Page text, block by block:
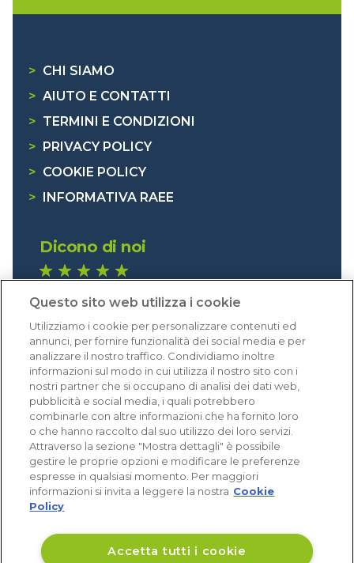
> CHI SIAMO
> AIUTO E CONTATTI
> TERMINI E CONDIZIONI
> PRIVACY POLICY
> COOKIE POLICY
> INFORMATIVA RAEE
Dicono di noi
Eccellente (4,8)
Acquisti verificati
Questo sito web utilizza i cookie
Utilizziamo i cookie per personalizzare contenuti ed
annunci, per fornire funzionalità dei social media e per
analizzare il nostro traffico. Condividiamo inoltre
informazioni sul modo in cui utilizza il nostro sito con i
nostri partner che si occupano di analisi dei dati web,
pubblicità e social media, i quali potrebbero
combinarle con altre informazioni che ha fornito loro
o che hanno raccolto dal suo utilizzo dei loro servizi.
Attraverso la sezione "Mostra dettagli" è possibile
gestire le proprie opzioni e modificare le preferenze
espresse in qualsiasi momento. Per maggiori
informazioni si invita a leggere la nostra Cookie
Policy
Accetta tutti i cookie